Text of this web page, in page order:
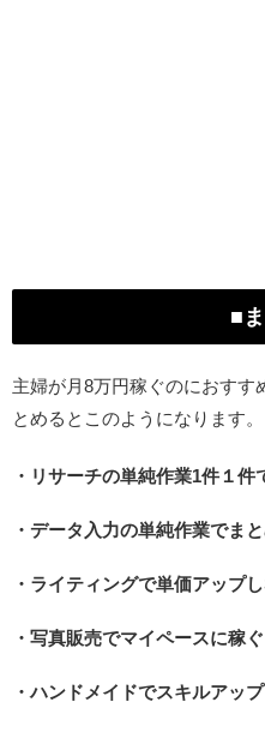
■
主婦が月8万円稼ぐのにおすす
とめるとこのようになります。
・リサーチの単純作業1件１件
・データ入力の単純作業でま
・ライティングで単価アップ
・写真販売でマイペースに稼ぐ
・ハンドメイドでスキルアッ